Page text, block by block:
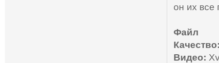
он их все
Файл
Видео: